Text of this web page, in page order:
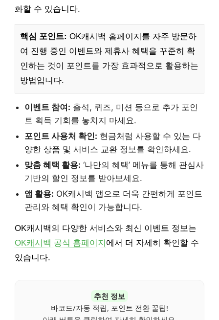
화할 수 있습니다.
핵심 포인트: OK캐시백 홈페이지를 자주 방문하
여 진행 중인 이벤트와 제휴사 혜택을 꾸준히 확
인하는 것이 포인트를 가장 효과적으로 활용하는
방법입니다.
이벤트 참여: 출석, 퀴즈, 미션 등으로 추가 포인
트 획득 기회를 놓치지 마세요.
포인트 사용처 확인: 현금처럼 사용할 수 있는 다
양한 상품 및 서비스 교환 정보를 확인하세요.
맞춤 혜택 활용: ‘나만의 혜택’ 메뉴를 통해 관심사
기반의 할인 정보를 받아보세요.
앱 활용: OK캐시백 앱으로 더욱 간편하게 포인트
관리와 혜택 확인이 가능합니다.
OK캐시백의 다양한 서비스와 최신 이벤트 정보는
OK캐시백 공식 홈페이지 에서 더 자세히 확인할 수
있습니다.
추천 정보
바코드/자동 적립, 포인트 전환 꿀팁!